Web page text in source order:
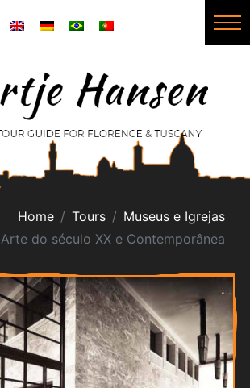
Home Tours
Museus e Igrejas
Arte do século XX e Contemporânea